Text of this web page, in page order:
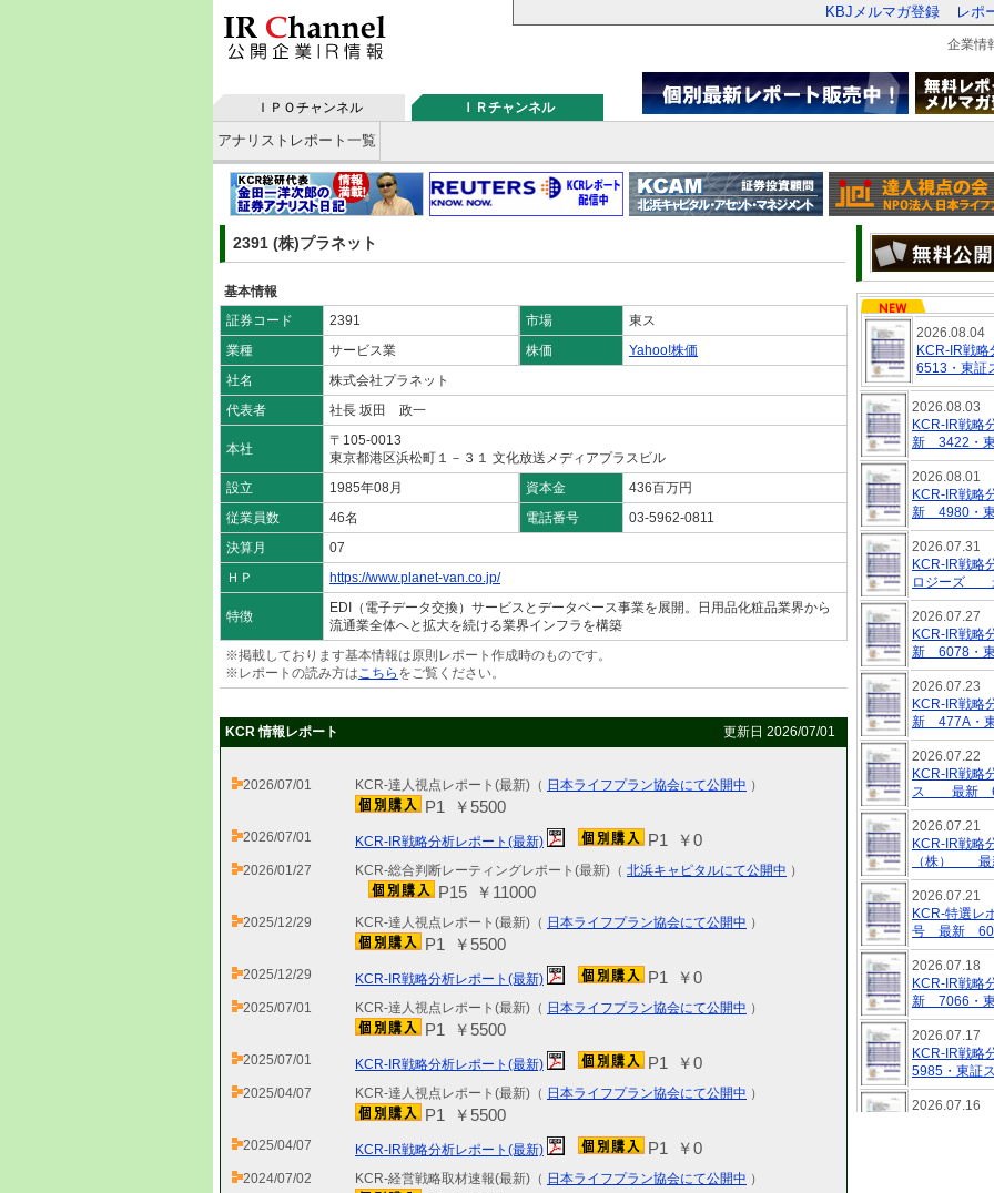
KBJメルマガ登録 レポ
企業情
ＩＰＯチャンネル ＩＲチャンネル
アナリストレポート一覧
2391 (株)プラネット
基本情報
証券コード
2391 市場
東ス
業種
サービス業 株価
Yahoo!株価
社名
株式会社プラネット
代表者
社長 坂田 政一
本社
〒105-0013
東京都港区浜松町１－３１ 文化放送メディアプラスビル
設立
1985年08月 資本金
436百万円
従業員数
46名 電話番号
03-5962-0811
決算月
07
ＨＰ
https://www.planet-van.co.jp/
特徴
EDI（電子データ交換）サービスとデータベース事業を展開。日用品化粧品業界から
流通業全体へと拡大を続ける業界インフラを構築
※掲載しております基本情報は原則レポート作成時のものです。
※レポートの読み方はこちら をご覧ください。
KCR 情報レポート 更新日 2026/07/01
2026/07/01 KCR-達人視点レポート(最新)（ 日本ライフプラン協会にて公開中 ）
P1 ￥5500
2026/07/01 KCR-IR戦略分析レポート(最新) P1 ￥0
2026/01/27 KCR-総合判断レーティングレポート(最新)（ 北浜キャピタルにて公開中 ）
P15 ￥11000
2025/12/29 KCR-達人視点レポート(最新)（ 日本ライフプラン協会にて公開中 ）
P1 ￥5500
2025/12/29 KCR-IR戦略分析レポート(最新) P1 ￥0
2025/07/01 KCR-達人視点レポート(最新)（ 日本ライフプラン協会にて公開中 ）
P1 ￥5500
2025/07/01 KCR-IR戦略分析レポート(最新) P1 ￥0
2025/04/07 KCR-達人視点レポート(最新)（ 日本ライフプラン協会にて公開中 ）
P1 ￥5500
2025/04/07 KCR-IR戦略分析レポート(最新) P1 ￥0
2024/07/02 KCR-経営戦略取材速報(最新)（ 日本ライフプラン協会にて公開中 ）
2026.08.04
KCR-IR戦
6513・東証
2026.08.03
KCR-IR戦
新 3422・東
2026.08.01
KCR-IR戦
新 4980・
2026.07.31
KCR-IR戦略
ロジーズ
2026.07.27
KCR-IR戦
新 6078・
2026.07.23
KCR-IR戦
新 477A・
2026.07.22
KCR-IR戦略
ス 最新
2026.07.21
KCR-IR戦略
（株） 最
2026.07.21
KCR-特選
号 最新
2026.07.18
KCR-IR戦
新 7066・
2026.07.17
KCR-IR戦
5985・東証
2026.07.16